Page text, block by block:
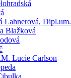
Lahnerová, Dipl.um.
Blažková
Lucie Carlson